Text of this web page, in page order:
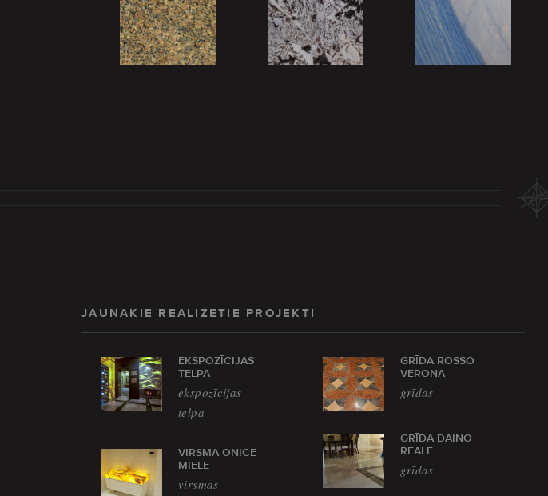
JAUNĀKIE REALIZĒTIE PROJEKTI
EKSPOZĪCIJAS
TELPA
ekspozīcijas
telpa
VIRSMA ONICE
MIELE
virsmas
GRĪDA ROSSO
VERONA
grīdas
GRĪDA DAINO
REALE
grīdas